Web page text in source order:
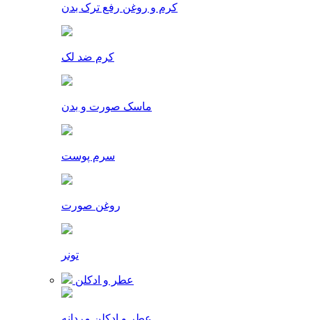
کرم و روغن رفع ترک بدن
کرم ضد لک
ماسک صورت و بدن
سرم پوست
روغن صورت
تونر
عطر و ادکلن